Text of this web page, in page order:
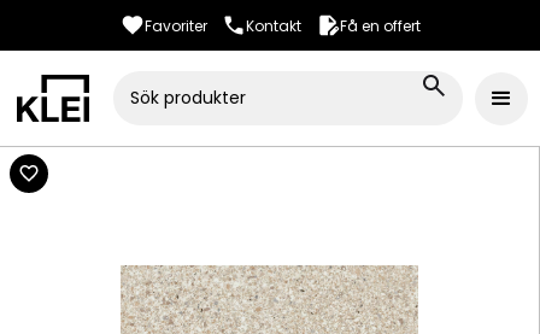
Favoriter Kontakt Få en offert